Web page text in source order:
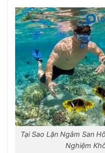
Tại Sao Lặn Ngắm San
Nghiệm